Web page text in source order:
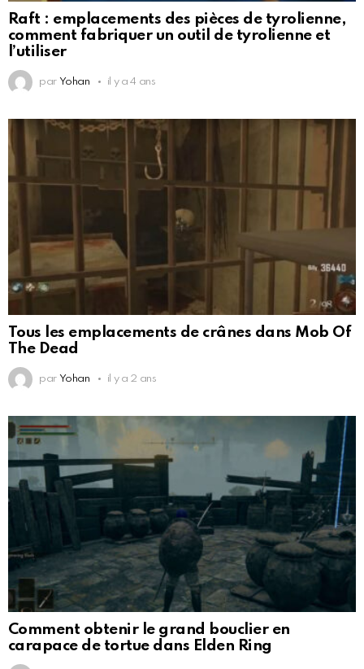
Raft : emplacements des pièces de tyrolienne,
comment fabriquer un outil de tyrolienne et
l’utiliser
par Yohan il y a 4 ans
Tous les emplacements de crânes dans Mob Of
The Dead
par Yohan il y a 2 ans
Comment obtenir le grand bouclier en
carapace de tortue dans Elden Ring